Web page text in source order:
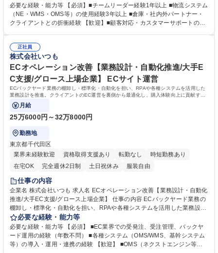
率化をリードします。 ■セール・販促施策に対応したフルフィルメント体
制の企画設計と運用 ■クライアント・社内PMとの連携によるバックヤー
ド運用の最適化推進 ■受注処理・カスタマーサポート業務の管理および品
性に応じた最適な物流フローの構築・改善提案および実行支援 募集職種
【ECオペレーション改善】フルフィルメントの仕組み化・業務設計
必要な経験・能力等 【必須】■チームリーダー経験1年以上 ■物流システム
（NE・WMS・OMS等）の使用経験3年以上 ■倉庫・社内外パートナー・
クライアントとの折衝経験 【歓迎】■顧客対応・カスタマーサポートの運
ダーを巻き込みプロジェクト推進した経験 ■フルフィルメント領域での課
題発見力・業務設計スキル 学歴・資格 学歴：大学院 大学 高専 短大 専修
学校 高校 語学力： 資格：
正社員
株式会社いつも
ECオペレーション改善【業務設計・自動化推進/大手E
C支援/グロース上場企業】 ECサイト運営
ECバックヤード業務の棚卸し・標準化・自動化を担い、RPAや各種システムを活用した
業務設計を推進。クライアントのEC運営を裏側から最適化し、購入体験向上に貢献する
ポジションです。
月給
25万6000円～32万8000円
勤務地
東京都千代田区
業界未経験歓迎
資格取得支援あり 転勤なし
時短勤務あり
在宅OK
完全週休2日制 土日祝休み 服装自由
仕事の内容
企業名 株式会社いつも 求人名 ECオペレーション改善【業務設計・自動化
推進/大手EC支援/グロース上場企業】 仕事の内容 ECバックヤード業務の
棚卸し・標準化・自動化を担い、RPAや各種システムを活用した業務設計
を推進。クライアントのEC運営を裏側から最適化し、購入体験向上に貢
献するポジションです。 ■受発注・在庫・CS等バックヤード業務の棚卸し
と課題抽出 ■RPA・AI・ツール活用による業務自動化・仕組み化の推進 ■
イレギュラー運用の標準化・マニュアル整備 ■PM・システム担当と連携
必要な経験・能力等
必要な経験・能力等 【必須】 ■EC業界での受発注、受注管理、バックヤ
ード運用の経験（年数不問） ■各種システム（OMS/WMS、基幹システム
等）の導入・運用・連携の経験 【歓迎】 ■OMS（ネクストエンジン等）